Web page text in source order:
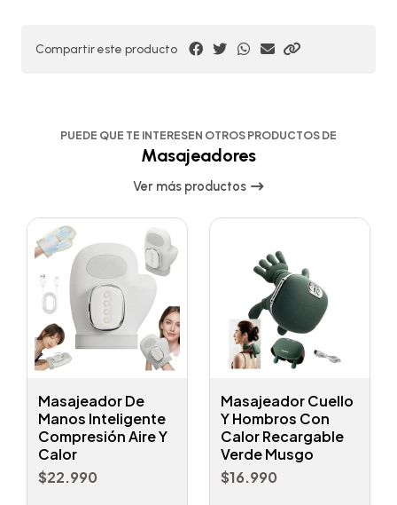
Compartir este producto
PUEDE QUE TE INTERESEN OTROS PRODUCTOS DE
Masajeadores
Ver más productos
Masajeador De
Manos Inteligente
Compresión Aire Y
Calor
$22.990
Masajeador Cuello
Y Hombros Con
Calor Recargable
Verde Musgo
$16.990